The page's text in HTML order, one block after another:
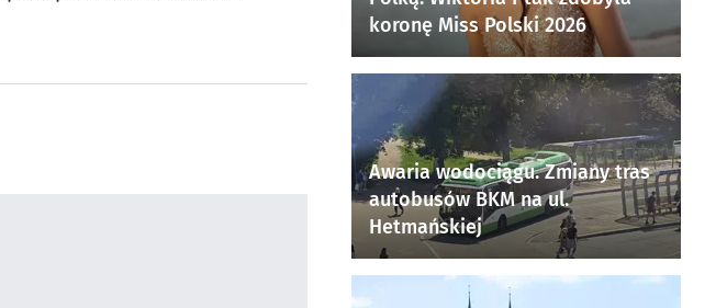
koronę Miss Polski 2026
Awaria wodociągu. Zmiany tras
autobusów BKM na ul.
Hetmańskiej